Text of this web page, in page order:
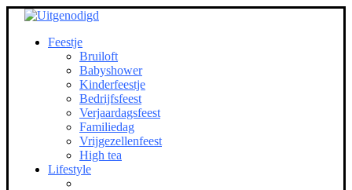
Feestje
Bruiloft
Babyshower
Kinderfeestje
Bedrijfsfeest
Verjaardagsfeest
Familiedag
Vrijgezellenfeest
High tea
Lifestyle